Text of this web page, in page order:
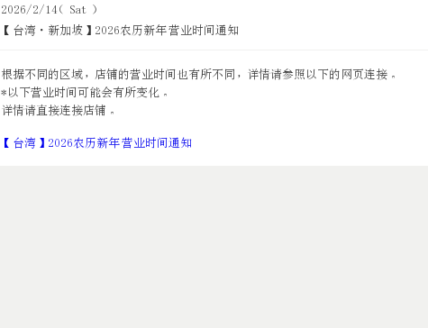
2026/2/14（Sat）
【台湾・新加坡】2026农历新年 营业时间通知
根据不同的区域，店铺的营业时间也有所不同，详情请参照以下的网页连接。
*以下营业时间可能会有所变化。
详情请直接连接店铺。
【台湾】2026农历新年 营业时间通知